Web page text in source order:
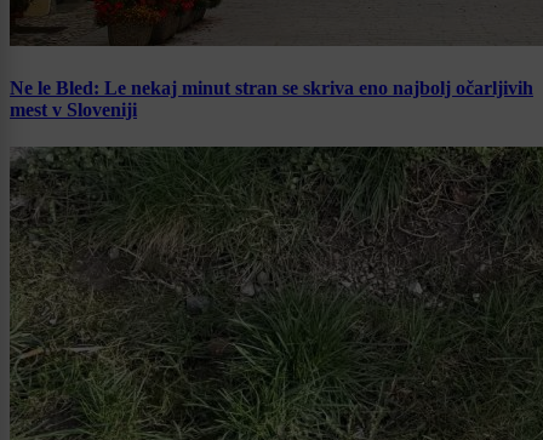
Ne le Bled: Le nekaj minut stran se skriva eno najbolj očarljivih
mest v Sloveniji